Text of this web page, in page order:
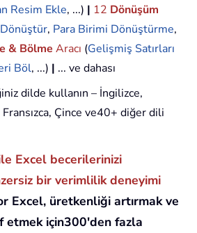
Resim Ekle, ...) | 12 Dönüşüm
, Para Birimi Dönüştürme,
& Bölme Aracı (Gelişmiş Satırları
Böl, ...) | ... ve dahası
dilde kullanın – İngilizce,
Çince ve40+ diğer dili
Excel becerilerinizi
bir verimlilik deneyimi
Excel, üretkenliği artırmak ve
etmek için300'den fazla